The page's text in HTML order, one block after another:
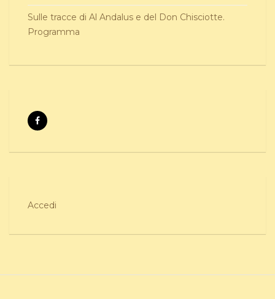
Sulle tracce di Al Andalus e del Don Chisciotte.
Programma
Accedi